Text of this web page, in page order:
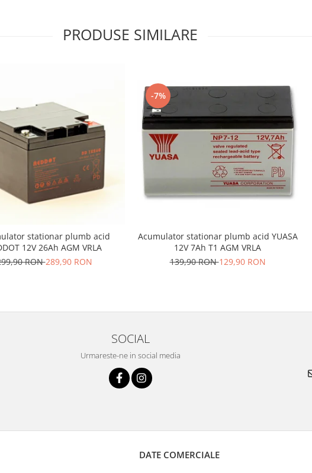
PRODUSE SIMILARE
stationar plumb acid
12V 26Ah AGM VRLA
RON289,90 RON
-7%
Acumulator stationar plumb acid YUASA
12V 7Ah T1 AGM VRLA
139,90 RON129,90 RON
SOCIAL
Urmareste-ne in social media
DATE COMERCIALE